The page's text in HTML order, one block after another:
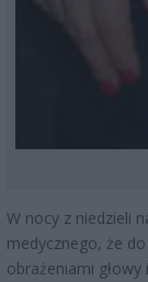
W nocy z niedzieli
medycznego, że
obrażeniami